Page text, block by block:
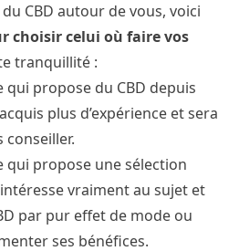
CBD autour de vous, voici
choisir celui où faire vos
tranquillité :
qui propose du CBD depuis
plus d’expérience et sera
conseiller.
qui propose une sélection
vraiment au sujet et
par pur effet de mode ou
ses bénéfices.